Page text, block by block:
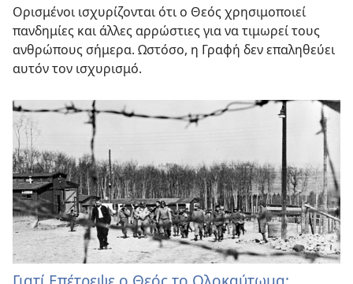
Ορισμένοι ισχυρίζονται ότι ο Θεός χρησιμοποιεί
πανδημίες και άλλες αρρώστιες για να τιμωρεί τους
ανθρώπους σήμερα. Ωστόσο, η Γραφή δεν επαληθεύει
αυτόν τον ισχυρισμό.